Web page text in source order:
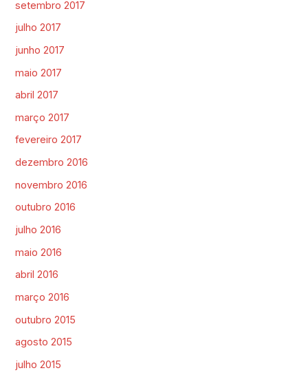
setembro 2017
julho 2017
junho 2017
maio 2017
abril 2017
março 2017
fevereiro 2017
dezembro 2016
novembro 2016
outubro 2016
julho 2016
maio 2016
abril 2016
março 2016
outubro 2015
agosto 2015
julho 2015